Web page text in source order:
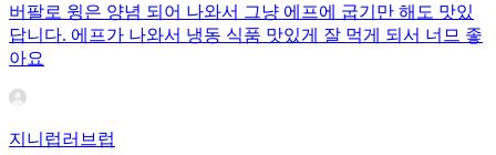
버팔로 윙은 양념 되어 나와서 그냥 에프에 굽기만 해도 맛있
답니다. 에프가 나와서 냉동 식품 맛있게 잘 먹게 되서 너므 좋
아요
지니럽러브럽